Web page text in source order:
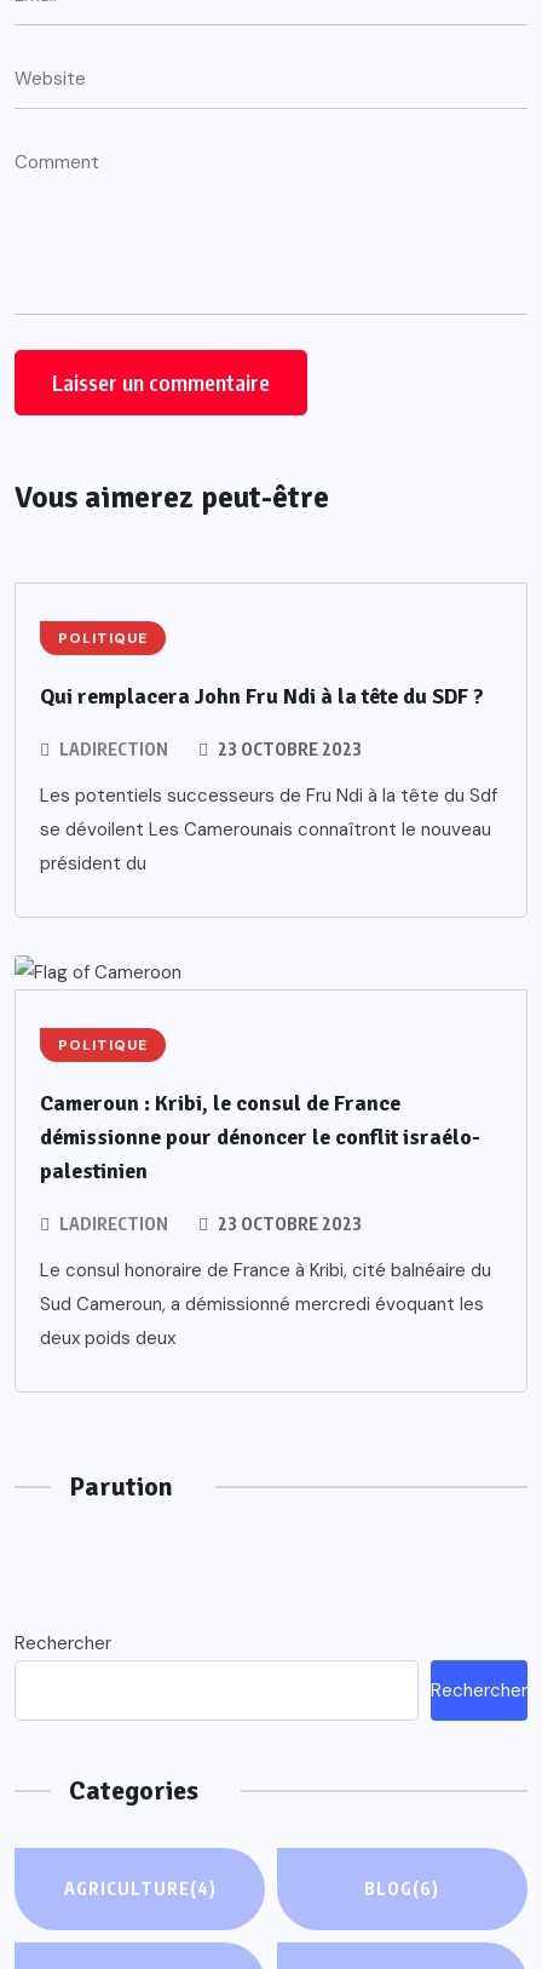
Vous aimerez peut-être
POLITIQUE
Qui remplacera John Fru Ndi à la tête du SDF ?
LADIRECTION 23 OCTOBRE 2023
Les potentiels successeurs de Fru Ndi à la tête du Sdf
se dévoilent Les Camerounais connaîtront le nouveau
président du
POLITIQUE
Cameroun : Kribi, le consul de France
démissionne pour dénoncer le conflit israélo-
palestinien
LADIRECTION 23 OCTOBRE 2023
Le consul honoraire de France à Kribi, cité balnéaire du
Sud Cameroun, a démissionné mercredi évoquant les
deux poids deux
Parution
Rechercher
Rechercher
Categories
AGRICULTURE(4) BLOG(6)